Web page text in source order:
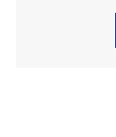
当社では、ご